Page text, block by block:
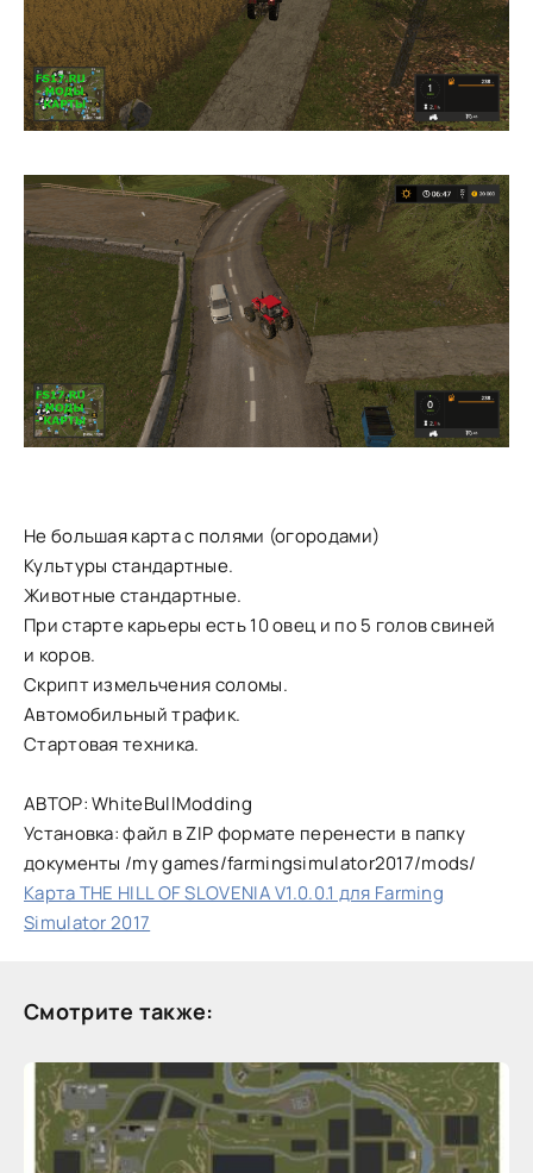
Не большая карта с полями (огородами)
Культуры стандартные.
Животные стандартные.
При старте карьеры есть 10 овец и по 5 голов свиней
и коров.
Скрипт измельчения соломы.
Автомобильный трафик.
Стартовая техника.
АВТОР: WhiteBullModding
Установка: файл в ZIP формате перенести в папку
документы /my games/farmingsimulator2017/mods/
Карта THE HILL OF SLOVENIA V1.0.0.1 для Farming
Simulator 2017
Смотрите также: